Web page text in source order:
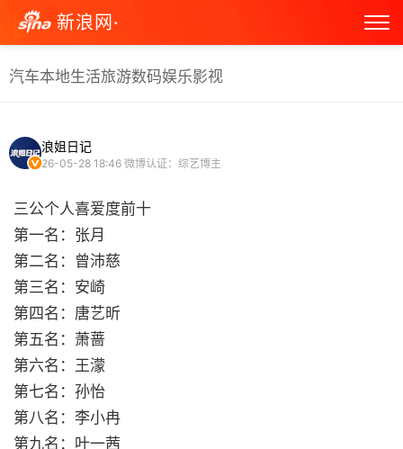
新浪网·
汽车本地生活旅游数码娱乐影视
浪姐日记
26-05-28 18:46 微博认证：综艺博主
三公个人喜爱度前十
第一名：张月
第二名：曾沛慈
第三名：安崎
第四名：唐艺昕
第五名：萧蔷
第六名：王濛
第七名：孙怡
第八名：李小冉
第九名：叶一茜